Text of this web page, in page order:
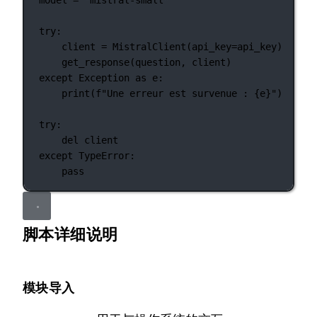
try:
client = MistralClient(api_key=api_key)
get_response(question, client)
except
Exception as e:
print (f"Une erreur est survenue : {e}" )
try:
del
client
except TypeError:
pass
脚本详细说明
模块导入